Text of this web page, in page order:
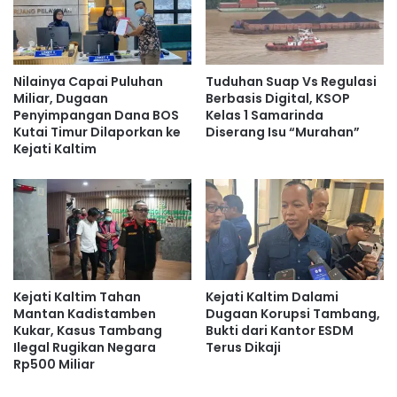
Tim penyidik Kejati Kaltim memulai penggeledahan sekitar
pukul 14.00 Wita dan menyelesaikannya pada sore hari.
Proses pemeriksaan berlangsung kurang lebih selama
empat jam.
berbagai dokumen administrasi yang berada di lingkungan
kantor Dinas ESDM.
Selain dokumen fisik, penyidik juga mengamankan
sejumlah perangkat elektronik yang diduga menyimpan
data penting terkait aktivitas pertambangan yang sedang
diselidiki.
Barang bukti yang berhasil diamankan kemudian dibawa
Nilainya Capai Puluhan
Miliar, Dugaan
Penyimpangan Dana BOS
Kutai Timur Dilaporkan ke
Kejati Kaltim
Tuduhan Suap Vs Regulasi
Berbasis Digital, KSOP
Kelas 1 Samarinda
Diserang Isu “Murahan”
Kejati Kaltim Tahan
Mantan Kadistamben
Kukar, Kasus Tambang
Ilegal Rugikan Negara
Rp500 Miliar
Kejati Kaltim Dalami
Dugaan Korupsi Tambang,
Bukti dari Kantor ESDM
Terus Dikaji